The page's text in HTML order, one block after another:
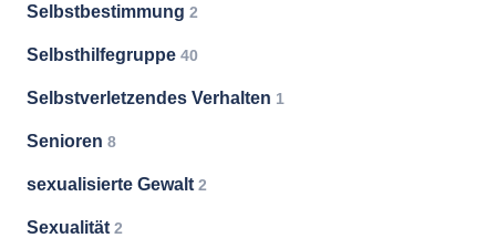
Selbstbestimmung 2
Selbsthilfegruppe 40
Selbstverletzendes Verhalten 1
Senioren 8
sexualisierte Gewalt 2
Sexualität 2